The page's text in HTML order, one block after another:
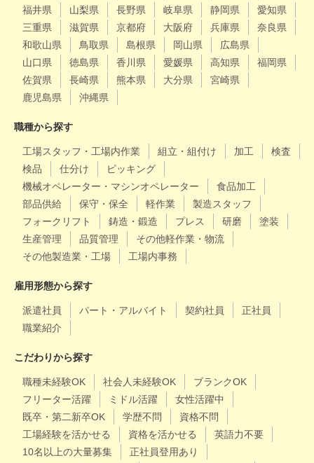
福井県
山梨県 長野県 岐阜県 静岡県
愛知県
三重県
滋賀県 京都府 大阪府 兵庫県
奈良県
和歌山県
鳥取県 島根県 岡山県
広島県
山口県
徳島県 香川県 愛媛県 高知県
福岡県
佐賀県
長崎県 熊本県 大分県
宮崎県
鹿児島県
沖縄県
職種から探す
工場スタッフ・工場内作業 組立・組付け 加工
検査
検品
仕分け
ピッキング
機械オペレーター・マシンオペレーター
食品加工
部品供給
保守・保全 軽作業
製造スタッフ
フォークリフト
鋳造・鍛造 プレス 研磨
塗装
生産管理
品質管理
その他軽作業・物流
その他製造業・工場
工場内事務
雇用形態から探す
派遣社員 パート・アルバイト 契約社員
正社員
職業紹介
こだわりから探す
職種未経験OK 社会人未経験OK
ブランクOK
フリーター活躍
ミドル活躍
女性活躍中
既卒・第二新卒OK
学歴不問
資格不問
工場経験を活かせる
資格を活かせる
英語力不要
10名以上の大量募集
正社員登用あり